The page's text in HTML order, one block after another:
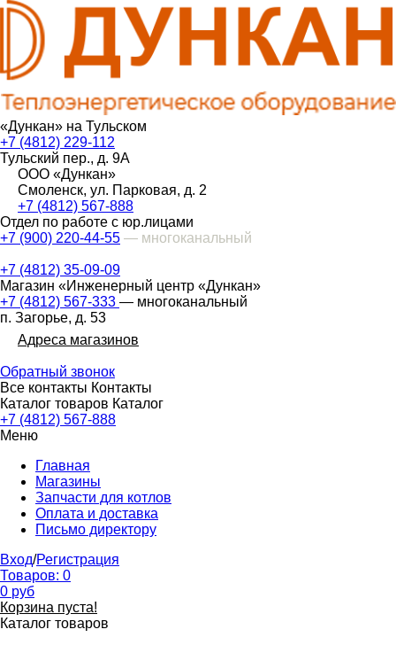
«Дункан» на Тульском
+7 (4812) 229-112
Тульский пер., д. 9А
ООО «Дункан»
Смоленск, ул. Парковая, д. 2
+7 (4812) 567-888
Отдел по работе с юр.лицами
+7 (900) 220-44-55 — многоканальный
+7 (4812) 35-09-09
Магазин «Инженерный центр «Дункан»
+7 (4812) 567-333 — многоканальный
п. Загорье, д. 53
Адреса магазинов
Обратный звонок
Все контакты Контакты
Каталог товаров Каталог
+7 (4812) 567-888
Меню
Главная
Магазины
Запчасти для котлов
Оплата и доставка
Письмо директору
Вход/Регистрация
Товаров: 0
0 руб
Корзина пуста!
Каталог товаров